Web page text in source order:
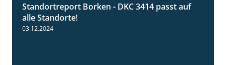
1:23
Standortreport Borken - DKC 3414 passt auf
alle Standorte!
03.12.2024